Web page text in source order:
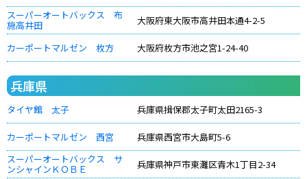
スーパーオートバックス 布
施高井田 大阪府東大阪市高井田本通4-2-5
カーポートマルゼン 枚方 大阪府枚方市池之宮1-24-40
兵庫県
タイヤ館 太子 兵庫県揖保郡太子町太田2165-3
カーポートマルゼン 西宮
兵庫県西宮市大島町5-6
スーパーオートバックス サ
ンシャインＫＯＢＥ
兵庫県神戸市東灘区青木1丁目2-34